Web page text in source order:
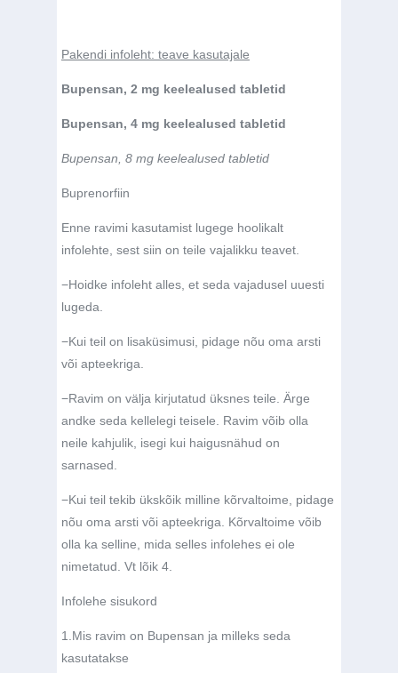
Pakendi infoleht: teave kasutajale
Bupensan, 2 mg keelealused tabletid
Bupensan, 4 mg keelealused tabletid
Bupensan, 8 mg keelealused tabletid
Buprenorfiin
Enne ravimi kasutamist lugege hoolikalt
infolehte, sest siin on teile vajalikku teavet.
−Hoidke infoleht alles, et seda vajadusel uuesti
lugeda.
−Kui teil on lisaküsimusi, pidage nõu oma arsti
või apteekriga.
−Ravim on välja kirjutatud üksnes teile. Ärge
andke seda kellelegi teisele. Ravim võib olla
neile kahjulik, isegi kui haigusnähud on
sarnased.
−Kui teil tekib ükskõik milline kõrvaltoime, pidage
nõu oma arsti või apteekriga. Kõrvaltoime võib
olla ka selline, mida selles infolehes ei ole
nimetatud. Vt lõik 4.
Infolehe sisukord
1. Mis ravim on Bupensan ja milleks seda
kasutatakse